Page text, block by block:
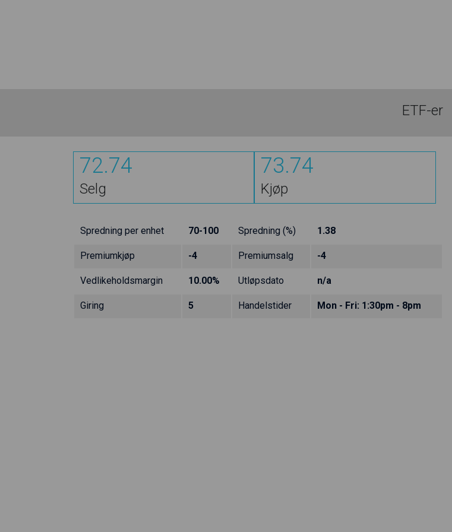
ETF-er
72.74
Selg
73.74
Kjøp
Spredning per enhet 70-100 Spredning (%) 1.38
Premiumkjøp -4 Premiumsalg -4
Vedlikeholdsmargin 10.00% Utløpsdato n/a
Giring 5 Handelstider Mon - Fri: 1:30pm - 8pm